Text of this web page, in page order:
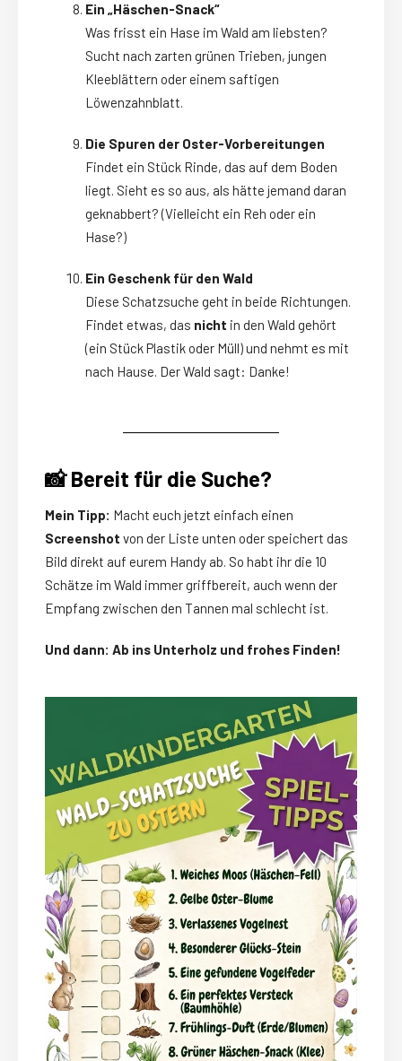
Ein „Häschen-Snack“
Was frisst ein Hase im Wald am liebsten?
Sucht nach zarten grünen Trieben, jungen
Kleeblättern oder einem saftigen
Löwenzahnblatt.
Die Spuren der Oster-Vorbereitungen
Findet ein Stück Rinde, das auf dem Boden
liegt. Sieht es so aus, als hätte jemand daran
geknabbert? (Vielleicht ein Reh oder ein
Hase?)
Ein Geschenk für den Wald
Diese Schatzsuche geht in beide Richtungen.
Findet etwas, das nicht in den Wald gehört
(ein Stück Plastik oder Müll) und nehmt es mit
nach Hause. Der Wald sagt: Danke!
📸 Bereit für die Suche?
Mein Tipp: Macht euch jetzt einfach einen
Screenshot von der Liste unten oder speichert das
Bild direkt auf eurem Handy ab. So habt ihr die 10
Schätze im Wald immer griffbereit, auch wenn der
Empfang zwischen den Tannen mal schlecht ist.
Und dann: Ab ins Unterholz und frohes Finden!